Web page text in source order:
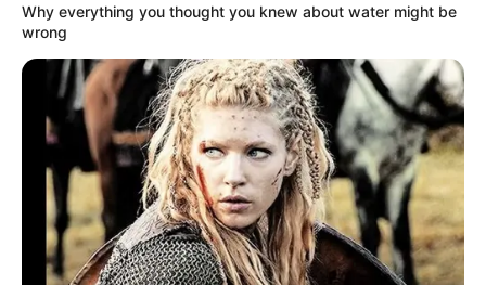
Why everything you thought you knew about water might be
wrong